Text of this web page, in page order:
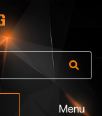
Menu